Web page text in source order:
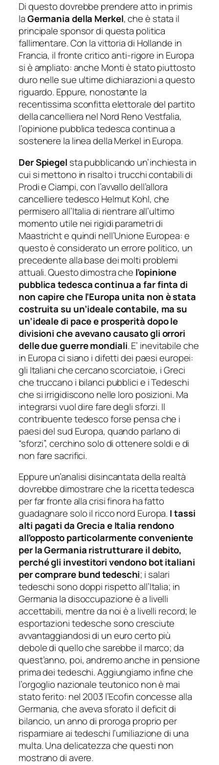
Di questo dovrebbe prendere atto in primis
laGermania della Merkel, che è stata il
principale sponsor di questa politica
fallimentare. Con la vittoria di Hollande in
Francia, il fronte critico anti-rigore in Europa
si è ampliato: anche Monti è stato piuttosto
duro nelle sue ultime dichiarazioni a questo
riguardo. Eppure, nonostante la
recentissima sconfitta elettorale del partito
della cancelliera nel Nord Reno Vestfalia,
l’opinione pubblica tedesca continua a
sostenere la linea della Merkel in Europa.
Der Spiegel sta pubblicando un’inchiesta in
cui si mettono in risalto i trucchi contabili di
Prodi e Ciampi, con l’avvallo dell’allora
cancelliere tedesco Helmut Kohl, che
permisero all’Italia di rientrare all’ultimo
momento utile nei rigidi parametri di
Maastricht e quindi nell’Unione Europea: e
questo è considerato un errore politico, un
precedente alla base dei molti problemi
attuali. Questo dimostra che l’opinione
pubblica tedesca continua a far finta di
non capire che l’Europa unita non è stata
costruita su un’ideale contabile, ma su
un’ideale di pace e prosperità dopo le
divisioni che avevano causato gli orrori
delle due guerre mondiali. E’ inevitabile che
in Europa ci siano i difetti dei paesi europei:
gli Italiani che cercano scorciatoie, i Greci
che truccano i bilanci pubblici e i Tedeschi
che si irrigidiscono nelle loro posizioni. Ma
integrarsi vuol dire fare degli sforzi. Il
contribuente tedesco forse pensa che i
paesi del sud Europa, quando parlano di
“sforzi”, cerchino solo di ottenere soldi e di
non fare sacrifici.
Eppure un’analisi disincantata della realtà
dovrebbe dimostrare che la ricetta tedesca
per far fronte alla crisi finora ha fatto
guadagnare solo il ricco nord Europa. I tassi
alti pagati da Grecia e Italia rendono
all’opposto particolarmente conveniente
per la Germania ristrutturare il debito,
perché gli investitori vendono bot italiani
per comprare bund tedeschi; i salari
tedeschi sono doppi rispetto all’Italia; in
Germania la disoccupazione è a livelli
accettabili, mentre da noi è a livelli record; le
esportazioni tedesche sono cresciute
avvantaggiandosi di un euro certo più
debole di quello che sarebbe il marco; da
quest’anno, poi, andremo anche in pensione
prima dei tedeschi. Aggiungiamo infine che
l’orgoglio nazionale teutonico non è mai
stato ferito: nel 2003 l’Ecofin concesse alla
Germania, che aveva sforato il deficit di
bilancio, un anno di proroga proprio per
risparmiare ai tedeschi l’umiliazione di una
multa. Una delicatezza che questi non
mostrano di avere.